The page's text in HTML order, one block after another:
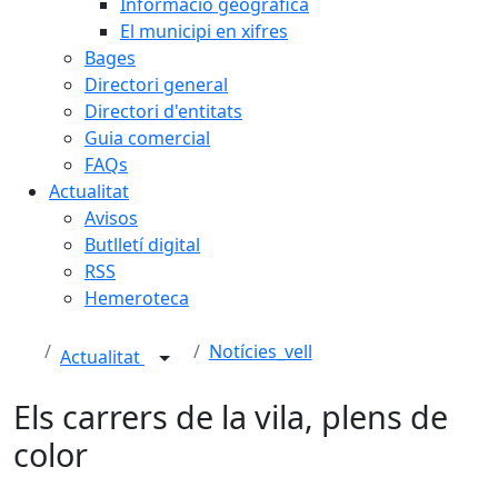
El municipi en xifres
Bages
Directori general
Directori d'entitats
Guia comercial
FAQs
Actualitat
Avisos
Butlletí digital
RSS
Hemeroteca
Actualitat Notícies_vell
Els carrers de la vila, plens de
color